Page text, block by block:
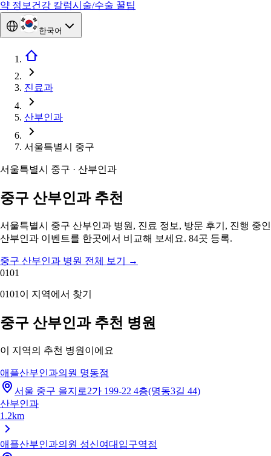
약 정보 건강 칼럼시술/수술 꿀팁
한국어
진료과
산부인과
서울특별시 중구
서울특별시 중구 · 산부인과
중구 산부인과 추천
서울특별시 중구 산부인과 병원, 진료 정보, 방문 후기, 진행 중인
산부인과 이벤트를 한곳에서 비교해 보세요. 84곳 등록.
중구 산부인과 병원 전체 보기
→
0101
0101 이 지역에서 찾기
중구 산부인과 추천 병원
이 지역의 추천 병원이에요
애플산부인과의원 명동점
서울 중구 을지로2가 199-22 4층(명동3길 44)
산부인과
1.2km
애플산부인과의원 성신여대입구역점